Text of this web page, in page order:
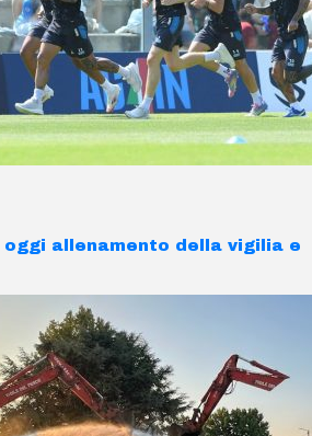
oggi allenamento della vigilia e